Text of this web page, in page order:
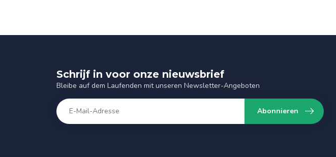
Schrijf in voor onze nieuwsbrief
Bleibe auf dem Laufenden mit unseren Newsletter-Angeboten
Abonnieren